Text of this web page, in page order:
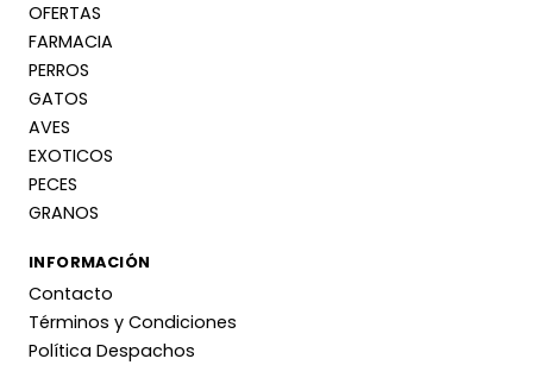
OFERTAS
FARMACIA
PERROS
GATOS
AVES
EXOTICOS
PECES
GRANOS
INFORMACIÓN
Contacto
Términos y Condiciones
Política Despachos